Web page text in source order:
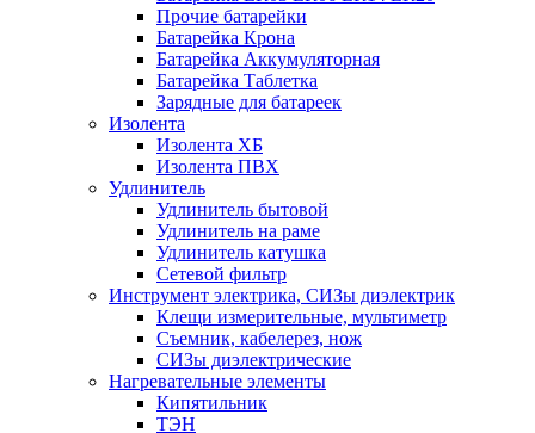
Прочие батарейки
Батарейка Крона
Батарейка Аккумуляторная
Батарейка Таблетка
Зарядные для батареек
Изолента
Изолента ХБ
Изолента ПВХ
Удлинитель
Удлинитель бытовой
Удлинитель на раме
Удлинитель катушка
Сетевой фильтр
Инструмент электрика, СИЗы диэлектрик
Клещи измерительные, мультиметр
Съемник, кабелерез, нож
СИЗы диэлектрические
Нагревательные элементы
Кипятильник
ТЭН